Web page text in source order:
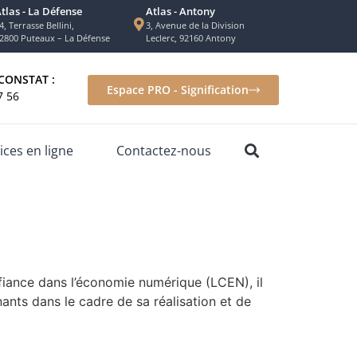
- La Défense
Terrasse Bellini,
Puteaux – La Défense
Atlas - Antony
3, Avenue de la Division
Leclerc, 92160 Antony
:
56
Espace PRO - Signification
en ligne Contactez-nous
dans l’économie numérique (LCEN), il
dans le cadre de sa réalisation et de